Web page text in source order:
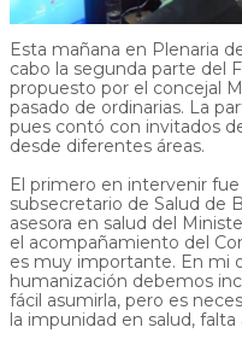
Esta mañana en Plenaria
cabo la segunda parte del
propuesto por el concejal
pasado de ordinarias. La
pues contó con invitados
desde diferentes áreas.
El primero en intervenir
subsecretario de Salud de
asesora en salud del
el acompañamiento del
es muy importante. En mi
humanización debemos
fácil asumirla, pero es
la impunidad en salud, falta